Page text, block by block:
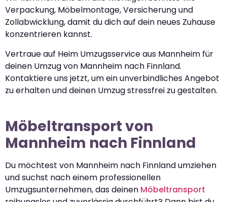
Verpackung, Möbelmontage, Versicherung und
Zollabwicklung, damit du dich auf dein neues Zuhause
konzentrieren kannst.
Vertraue auf Heim Umzugsservice aus Mannheim für
deinen Umzug von Mannheim nach Finnland.
Kontaktiere uns jetzt, um ein unverbindliches Angebot
zu erhalten und deinen Umzug stressfrei zu gestalten.
Möbeltransport von
Mannheim nach Finnland
Du möchtest von Mannheim nach Finnland umziehen
und suchst nach einem professionellen
Umzugsunternehmen, das deinen Möbeltransport